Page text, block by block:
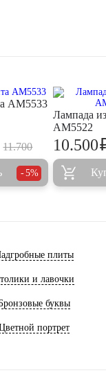
AM5533
11.700
5%
Лампада
AM5522
10.500
плиты
и лавочки
буквы
портрет